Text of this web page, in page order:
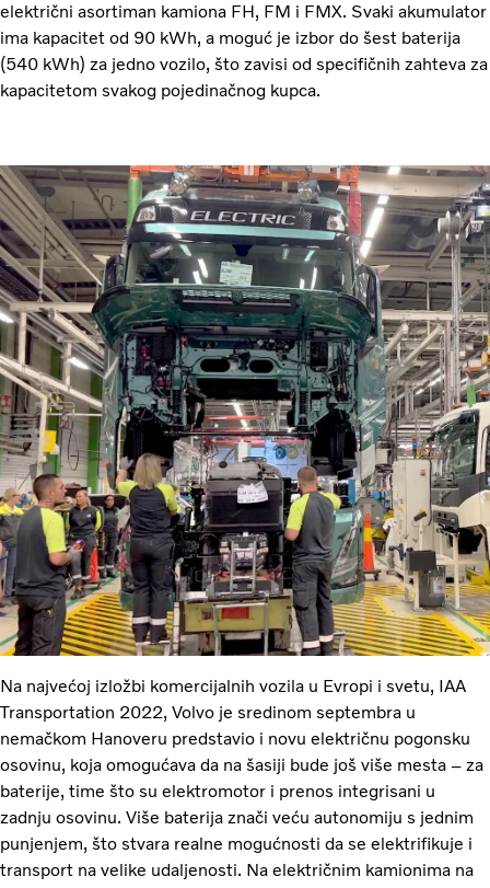
električni asortiman kamiona FH, FM i FMX. Svaki akumulator
ima kapacitet od 90 kWh, a moguć je izbor do šest baterija
(540 kWh) za jedno vozilo, što zavisi od specifičnih zahteva za
kapacitetom svakog pojedinačnog kupca.
Na najvećoj izložbi komercijalnih vozila u Evropi i svetu, IAA
Transportation 2022, Volvo je sredinom septembra u
nemačkom Hanoveru predstavio i novu električnu pogonsku
osovinu, koja omogućava da na šasiji bude još više mesta – za
baterije, time što su elektromotor i prenos integrisani u
zadnju osovinu. Više baterija znači veću autonomiju s jednim
punjenjem, što stvara realne mogućnosti da se elektrifikuje i
transport na velike udaljenosti. Na električnim kamionima na